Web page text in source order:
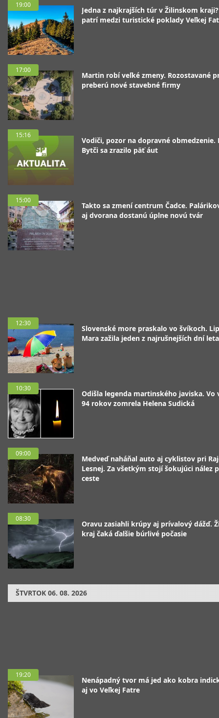
19:00
Jedna z najkrajších túr v Žilinskom
patrí medzi turistické poklady Veľkej
17:00
Martin robí veľké zmeny. Rozostavané
preberú nové stavebné firmy
15:16
Vodiči, pozor na dopravné obmedzenie.
Bytči sa zrazilo päť áut
15:00
Takto sa zmení centrum Čadce.
aj dvorana dostanú úplne novú tvár
12:30
Slovenské more praskalo vo švíkoch.
Mara zažila jeden z najrušnejších dní leta
10:30
Odišla legenda martinského javiska. Vo
94 rokov zomrela Helena Sudická
09:00
Medveď naháňal auto aj cyklistov pri
Lesnej. Za všetkým stojí šokujúci nález
ceste
08:30
Oravu zasiahli krúpy aj prívalový dážď.
kraj čaká ďalšie búrlivé počasie
ŠTVRTOK 06. 08. 2026
19:20
Nenápadný tvor má jed ako kobra
aj vo Veľkej Fatre